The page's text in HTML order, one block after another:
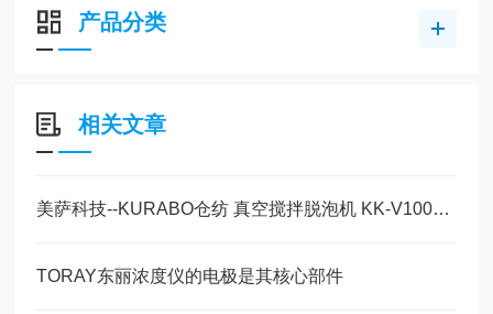
产品分类
相关文章
美萨科技--KURABO仓纺 真空搅拌脱泡机 KK-V1000W
TORAY东丽浓度仪的电极是其核心部件